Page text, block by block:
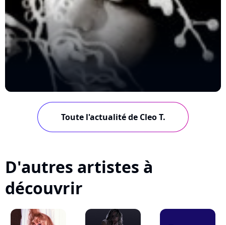
Toute l'actualité de Cleo T.
D'autres artistes à
découvrir